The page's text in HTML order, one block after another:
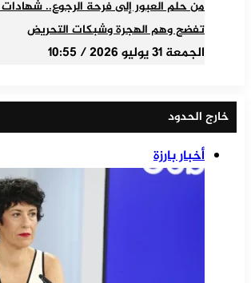
من حلم العبور إلى فرحة الرجوع..
تفضح وهم الهجرة وشبكات التحريض
الجمعة 31 يوليو 2026 / 10:55
خارج الحدود
أخبار بارزة